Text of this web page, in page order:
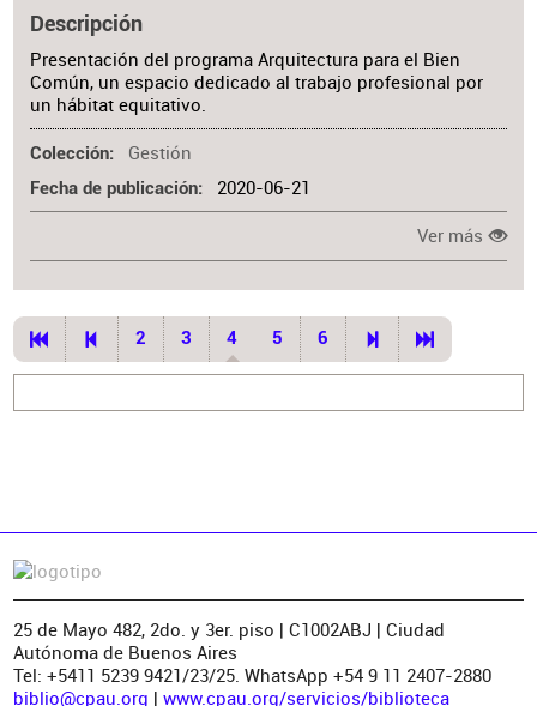
Descripción
Presentación del programa Arquitectura para el Bien
Común, un espacio dedicado al trabajo profesional por
un hábitat equitativo.
Colección Gestión
Fecha de publicación 2020-06-21
Ver más
2 3 4 5 6
25 de Mayo 482, 2do. y 3er. piso | C1002ABJ | Ciudad
Autónoma de Buenos Aires
Tel: +5411 5239 9421/23/25. WhatsApp +54 9 11 2407-2880
biblio@cpau.org | www.cpau.org/servicios/biblioteca